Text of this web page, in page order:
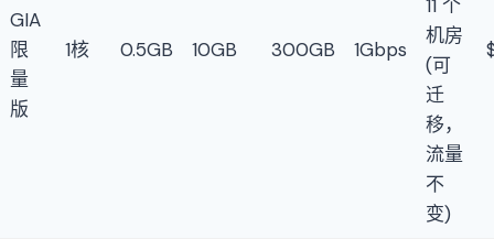
GIA
限
量
版
1核 0.5GB 10GB 300GB 1Gbps
11 个
机房
(可
迁
移，
流量
不
变)